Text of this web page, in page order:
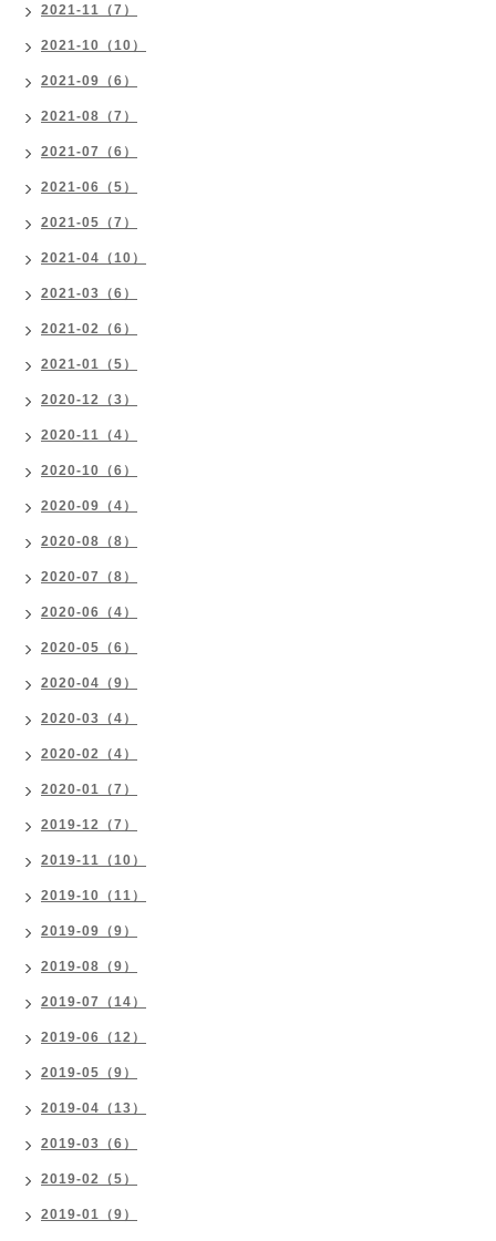
2021-11（7）
2021-10（10）
2021-09（6）
2021-08（7）
2021-07（6）
2021-06（5）
2021-05（7）
2021-04（10）
2021-03（6）
2021-02（6）
2021-01（5）
2020-12（3）
2020-11（4）
2020-10（6）
2020-09（4）
2020-08（8）
2020-07（8）
2020-06（4）
2020-05（6）
2020-04（9）
2020-03（4）
2020-02（4）
2020-01（7）
2019-12（7）
2019-11（10）
2019-10（11）
2019-09（9）
2019-08（9）
2019-07（14）
2019-06（12）
2019-05（9）
2019-04（13）
2019-03（6）
2019-02（5）
2019-01（9）